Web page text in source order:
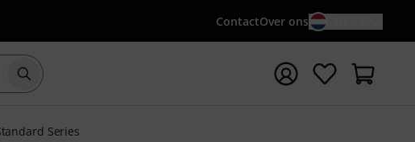
ContactOver ons
Zoek met zoekterm {searchTerm}
Series